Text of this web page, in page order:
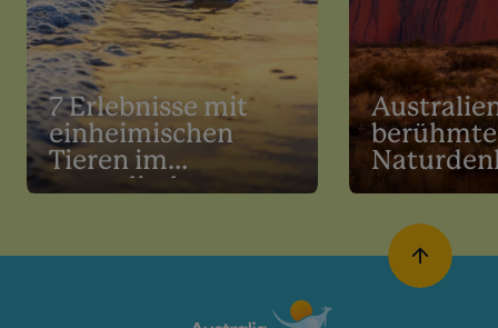
7 Erlebnisse mit
einheimischen
Tieren im
australischen